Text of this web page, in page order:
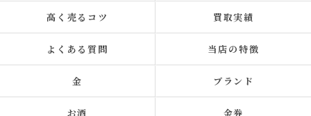
高く売るコツ 買取実績
よくある質問 当店の特徴
金 ブランド
お酒 金券